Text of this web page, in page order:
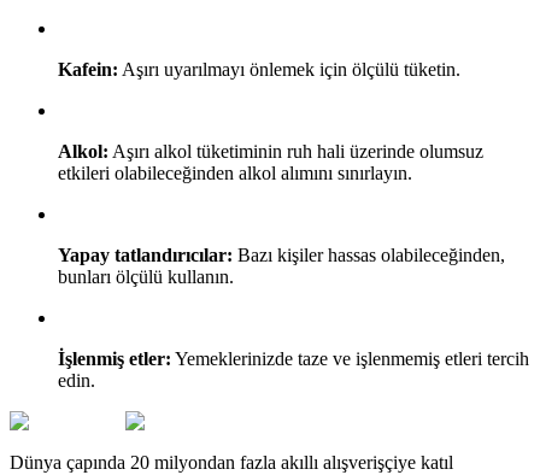
Kafein: Aşırı uyarılmayı önlemek için ölçülü tüketin.
Alkol: Aşırı alkol tüketiminin ruh hali üzerinde olumsuz
etkileri olabileceğinden alkol alımını sınırlayın.
Yapay tatlandırıcılar: Bazı kişiler hassas olabileceğinden,
bunları ölçülü kullanın.
İşlenmiş etler: Yemeklerinizde taze ve işlenmemiş etleri tercih
edin.
Dünya çapında 20 milyondan fazla akıllı alışverişçiye katıl